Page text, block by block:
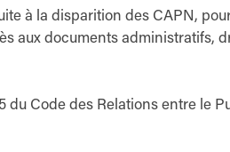
à la disparition des CAPN,
aux documents administratifs,
du Code des Relations entre le